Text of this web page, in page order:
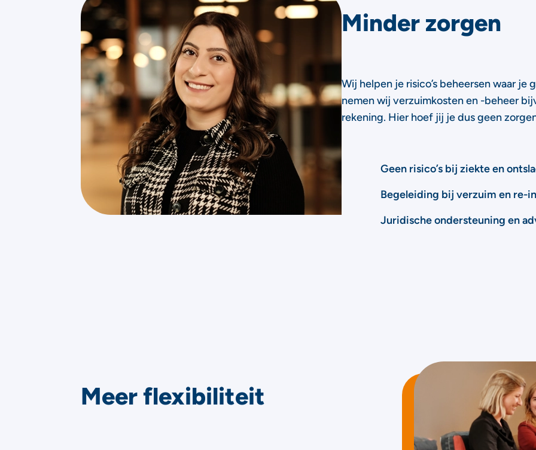
Minder zorgen
Wij helpen je risico’s beheersen waar je
nemen wij verzuimkosten en -beheer
rekening. Hier hoef jij je dus geen
Geen risico’s bij ziekte en
Begeleiding bij verzuim en re-
Juridische ondersteuning en
Meer flexibiliteit